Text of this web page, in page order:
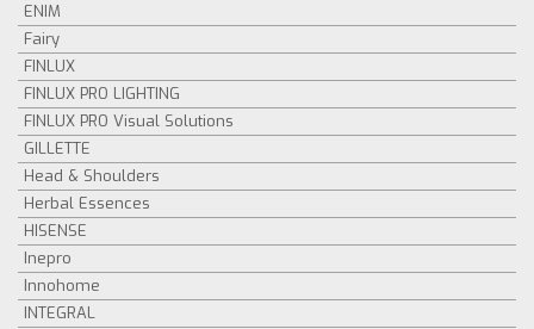
ENIM
Fairy
FINLUX
FINLUX PRO LIGHTING
FINLUX PRO Visual Solutions
GILLETTE
Head & Shoulders
Herbal Essences
HISENSE
Inepro
Innohome
INTEGRAL